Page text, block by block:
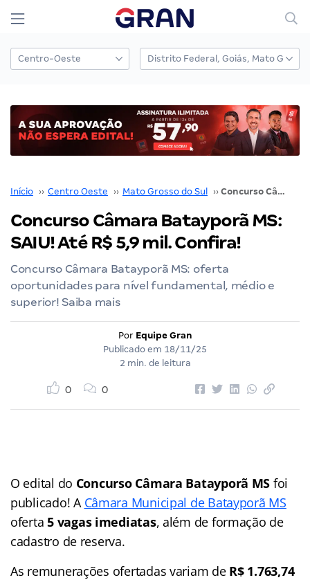
Início ›› Centro Oeste ›› Mato Grosso do Sul ›› Concurso Câmara Batayporã MS: SAIU! Até R$ 5,9 mil. Confira!
Concurso Câmara Batayporã MS:
SAIU! Até R$ 5,9 mil. Confira!
Concurso Câmara Batayporã MS: oferta
oportunidades para nível fundamental, médio e
superior! Saiba mais
Por Equipe Gran
Publicado em 18/11/25
2 min. de leitura
0 0
O edital do Concurso Câmara Batayporã MS foi
publicado! A Câmara Municipal de Batayporã MS
oferta5 vagas imediatas, além de formação de
cadastro de reserva.
As remunerações ofertadas variam deR$ 1.763,74